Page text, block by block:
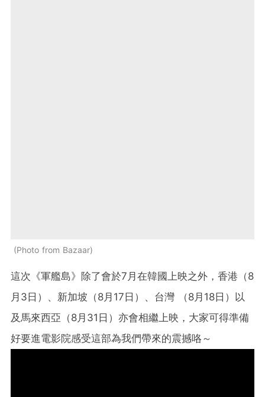
Photo from Bazaar
這次《軍艦島》除了會於7月在韓國上映之外，香港（8
月3日）、新加坡（8月17日）、台灣 （8月18日）以
及馬來西亞（8月31日）亦會相繼上映，大家可得準備
好要進電影院感受這部為我們帶來的震撼咯～